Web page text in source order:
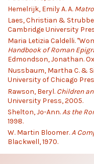
Hemelrijk, Emily A. A.
Laes, Christian &
Cambridge University
Maria Letizia Caldelli.
Handbook of Roman
Edmondson, Jonathan.
Nussbaum, Martha C. &
University of Chicago
Rawson, Beryl. Children
University Press, 2005.
Shelton, Jo-Ann.As the
1998.
W. Martin Bloomer.A
Blackwell, 1970.